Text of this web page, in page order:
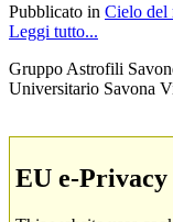
Pubblicato in Cielo del
Leggi tutto...
Gruppo Astrofili
Universitario Savona
EU e-